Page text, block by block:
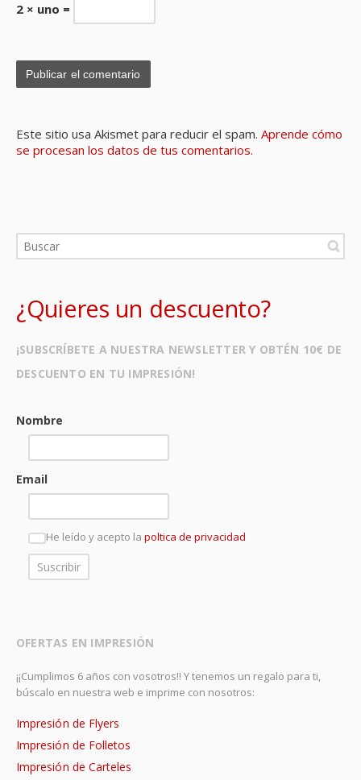
2 × uno =
Este sitio usa Akismet para reducir el spam. Aprende cómo
se procesan los datos de tus comentarios.
¿Quieres un descuento?
¡SUBSCRÍBETE A NUESTRA NEWSLETTER Y OBTÉN 10€ DE
DESCUENTO EN TU IMPRESIÓN!
Nombre
Email
He leído y acepto la poltica de privacidad
OFERTAS EN IMPRESIÓN
¡¡Cumplimos 6 años con vosotros!! Y tenemos un regalo para ti,
búscalo en nuestra web e imprime con nosotros:
Impresión de Flyers
Impresión de Folletos
Impresión de Carteles